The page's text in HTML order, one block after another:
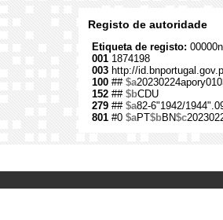
Registo de autoridade
Etiqueta de registo:
001 1874198
003 http://
100 ## $a
152 ## $bCDU
279 ## $a82-6"1942/
801 #0 $aPT$bBN$c